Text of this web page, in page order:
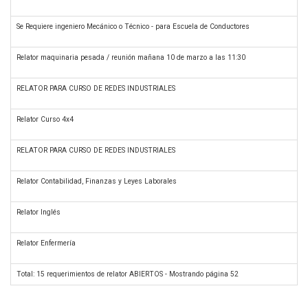
Se Requiere ingeniero Mecánico o Técnico - para Escuela de Conductores
Relator maquinaria pesada / reunión mañana 10 de marzo a las 11:30
RELATOR PARA CURSO DE REDES INDUSTRIALES
Relator Curso 4x4
RELATOR PARA CURSO DE REDES INDUSTRIALES
Relator Contabilidad, Finanzas y Leyes Laborales
Relator Inglés
Relator Enfermería
Total: 15 requerimientos de relator ABIERTOS - Mostrando página 52